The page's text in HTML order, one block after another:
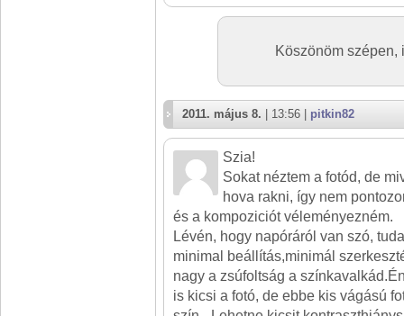
Köszönöm szépen,
2011. május 8. | 13:56 | pitkin82
Szia!
Sokat néztem a fotód, de
hova rakni, így nem
és a kompoziciót véleményezném.
Lévén, hogy napóráról van szó,
minimal beállítás,minimál
nagy a zsúfoltság a
is kicsi a fotó, de ebbe kis vágású